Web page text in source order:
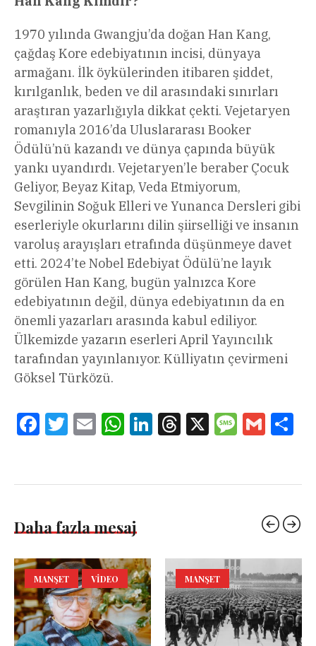
1970 yılında Gwangju’da doğan Han Kang,
çağdaş Kore edebiyatının incisi, dünyaya
armağanı. İlk öykülerinden itibaren şiddet,
kırılganlık, beden ve dil arasındaki sınırları
araştıran yazarlığıyla dikkat çekti. Vejetaryen
romanıyla 2016’da Uluslararası Booker
Ödülü’nü kazandı ve dünya çapında büyük
yankı uyandırdı. Vejetaryen’le beraber Çocuk
Geliyor, Beyaz Kitap, Veda Etmiyorum,
Sevgilinin Soğuk Elleri ve Yunanca Dersleri gibi
eserleriyle okurlarını dilin şiirselliği ve insanın
varoluş arayışları etrafında düşünmeye davet
etti. 2024’te Nobel Edebiyat Ödülü’ne layık
görülen Han Kang, bugün yalnızca Kore
edebiyatının değil, dünya edebiyatının da en
önemli yazarları arasında kabul ediliyor.
Ülkemizde yazarın eserleri April Yayıncılık
tarafından yayınlanıyor. Külliyatın çevirmeni
Göksel Türközü.
FacebookTwitterEmail WhatsAppLinkedInThreads
X Message
Gmail
Daha fazla mesaj
MANŞET VIDEO MANŞET